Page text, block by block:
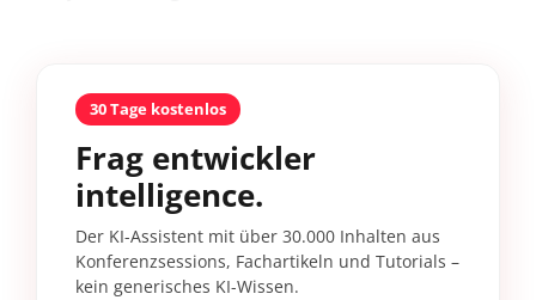
30 Tage kostenlos
Frag entwickler
intelligence.
Der KI-Assistent mit über 30.000 Inhalten aus
Konferenzsessions, Fachartikeln und Tutorials –
kein generisches KI-Wissen.